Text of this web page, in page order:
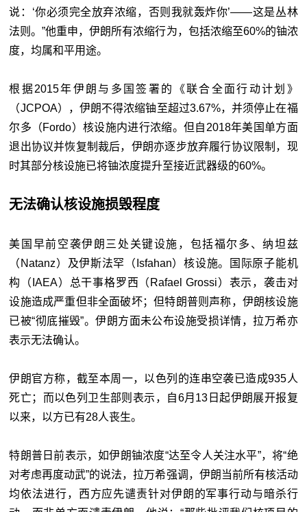
说：‘你必须完全放弃浓缩，否则我就轰炸你’——这是丛林
法则。”他重申，伊朗所有浓缩行为，包括浓缩至60%的铀浓
度，均属和平用途。
根据2015年伊朗与多国签署的《联合全面行动计划》
（JCPOA），伊朗不得浓缩铀至超过3.67%，并须停止在福
尔多（Fordo）核设施内进行浓缩。但自2018年美国单方面
退出协议并恢复制裁后，伊朗亦逐步放弃履行协议限制，现
时其部分核设施已将铀浓度提升至接近武器级的60%。
无法确认核设施损毁程度
美国早前空袭伊朗三处关键设施，包括福尔多、纳坦兹
（Natanz）及伊斯法罕（Isfahan）核设施。国际原子能机
构（IAEA）总干事格罗西（Rafael Grossi）表示，袭击对
设施造成严重但非全面破坏；但特朗普则声称，伊朗核设施
已被“彻底摧毁”。伊朗方面未公布设施受损详情，拉万希亦
表示无法确认。
伊朗官方称，截至本周一，以色列的连串空袭已造成935人
死亡；而以色列卫生部则表示，自6月13日起伊朗展开报复
以来，以方已有28人丧生。
特朗普日前表示，如伊朗铀浓度“达至令人关注水平”，将“绝
对考虑再度动武”的说法，拉万希强调，伊朗当前所有核活动
均依法进行，西方应先谴责针对伊朗的军事行动与暗杀行